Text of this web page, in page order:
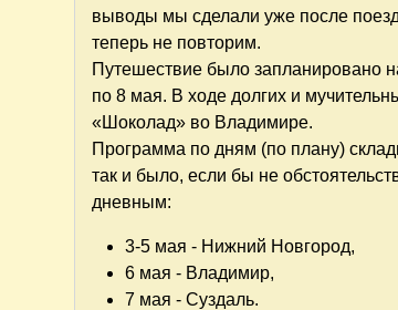
выводы мы сделали уже после
теперь не повторим.
Путешествие было запланировано
по 8 мая. В ходе долгих и
«Шоколад» во Владимире.
Программа по дням (по плану)
так и было, если бы не
дневным:
3-5 мая - Нижний Новгород,
6 мая - Владимир,
7 мая - Суздаль.